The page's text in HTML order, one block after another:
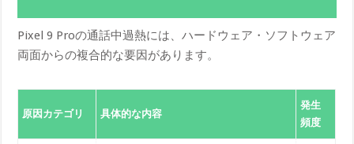
Pixel 9 Proの通話中過熱には、ハードウェア・ソフトウェア
両面からの複合的な要因があります。
原因カテゴリ 具体的な内容
発生
頻度